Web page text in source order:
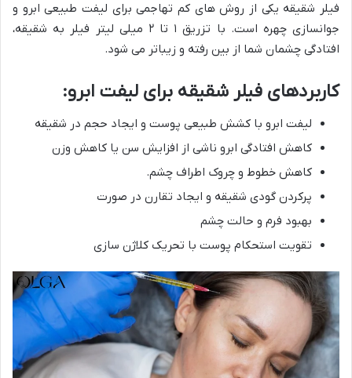
فیلر شقیقه یکی از روش های کم تهاجمی برای لیفت طبیعی ابرو و
جوانسازی چهره است. با تزریق ۱ تا ۲ میلی لیتر فیلر به شقیقه،
افتادگی چشمان شما از بین رفته و زیباتر می شود.
کاربردهای فیلر شقیقه برای لیفت ابرو:
لیفت ابرو با کشش طبیعی پوست و ایجاد حجم در شقیقه
کاهش افتادگی ابرو ناشی از افزایش سن یا کاهش وزن
کاهش خطوط و چروک اطراف چشم.
پرکردن گودی شقیقه و ایجاد تقارن در صورت
بهبود فرم و حالت چشم
تقویت استحکام پوست با تحریک کلاژن سازی